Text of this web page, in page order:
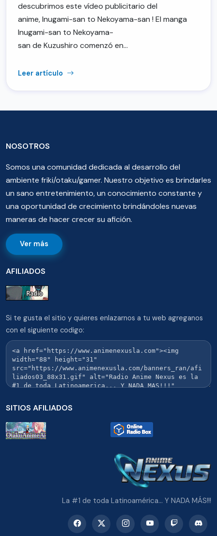
descubrimos este vídeo publicitario del
anime, Inugami-san to Nekoyama-san ! El manga
Inugami-san to Nekoyama-
san de Kuzushiro comenzó en…
Leer artículo
NOSOTROS
Somos una comunidad dedicada al desarrollo del
ambiente friki/otaku/gamer. Nuestro objetivo es brindarles
un sano entretenimiento, un conocimiento constante y
una oportunidad de crecimiento brindándoles nuevas
maneras de hacer crecer su afición.
Ver más
AFILIADOS
Si te gusta el sitio y quieres enlazarnos a tu web agreganos
con el siguiente codigo:
SITIOS AFILIADOS
La #1 de toda Latinoamérica... Y NADA MÁS!!!